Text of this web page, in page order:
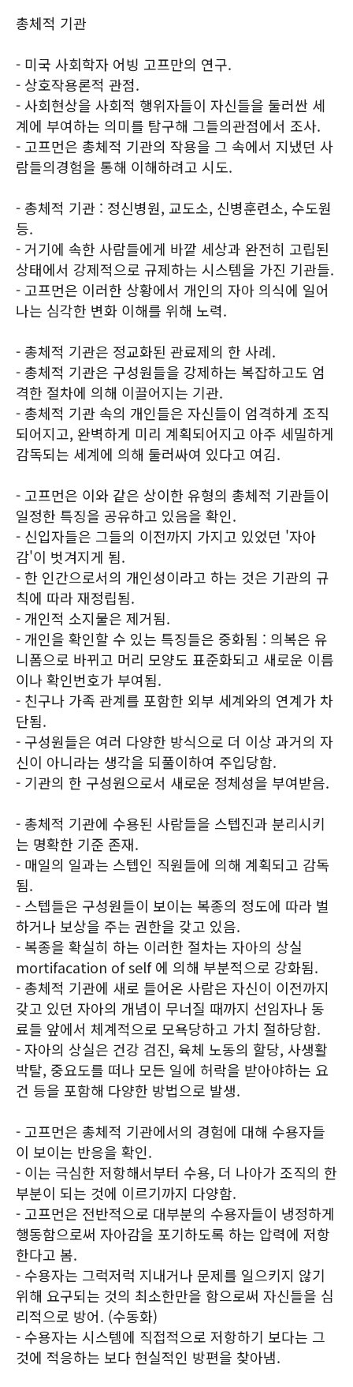
총체적 기관
- 미국 사회학자 어빙 고프만의 연구.
- 상호작용론적 관점.
- 사회현상을 사회적 행위자들이 자신들을 둘러싼 세
계에 부여하는 의미를 탐구해 그들의관점에서 조사.
- 고프먼은 총체적 기관의 작용을 그 속에서 지냈던 사
람들의경험을 통해 이해하려고 시도.
- 총체적 기관 : 정신병원, 교도소, 신병훈련소, 수도원
등.
- 거기에 속한 사람들에게 바깥 세상과 완전히 고립된
상태에서 강제적으로 규제하는 시스템을 가진 기관들.
- 고프먼은 이러한 상황에서 개인의 자아 의식에 일어
나는 심각한 변화 이해를 위해 노력.
- 총체적 기관은 정교화된 관료제의 한 사례.
- 총체적 기관은 구성원들을 강제하는 복잡하고도 엄
격한 절차에 의해 이끌어지는 기관.
- 총체적 기관 속의 개인들은 자신들이 엄격하게 조직
되어지고, 완벽하게 미리 계획되어지고 아주 세밀하게
감독되는 세계에 의해 둘러싸여 있다고 여김.
- 고프먼은 이와 같은 상이한 유형의 총체적 기관들이
일정한 특징을 공유하고 있음을 확인.
- 신입자들은 그들의 이전까지 가지고 있었던 '자아
감'이 벗겨지게 됨.
- 한 인간으로서의 개인성이라고 하는 것은 기관의 규
칙에 따라 재정립됨.
- 개인적 소지물은 제거됨.
- 개인을 확인할 수 있는 특징들은 중화됨 : 의복은 유
니폼으로 바뀌고 머리 모양도 표준화되고 새로운 이름
이나 확인번호가 부여됨.
- 친구나 가족 관계를 포함한 외부 세계와의 연계가 차
단됨.
- 구성원들은 여러 다양한 방식으로 더 이상 과거의 자
신이 아니라는 생각을 되풀이하여 주입당함.
- 기관의 한 구성원으로서 새로운 정체성을 부여받음.
- 총체적 기관에 수용된 사람들을 스텝진과 분리시키
는 명확한 기준 존재.
- 매일의 일과는 스텝인 직원들에 의해 계획되고 감독
됨.
- 스텝들은 구성원들이 보이는 복종의 정도에 따라 벌
하거나 보상을 주는 권한을 갖고 있음.
- 복종을 확실히 하는 이러한 절차는 자아의 상실
mortifacation of self 에 의해 부분적으로 강화됨.
- 총체적 기관에 새로 들어온 사람은 자신이 이전까지
갖고 있던 자아의 개념이 무너질 때까지 선임자나 동
료들 앞에서 체계적으로 모욕당하고 가치 절하당함.
- 자아의 상실은 건강 검진, 육체 노동의 할당, 사생활
박탈, 중요도를 떠나 모든 일에 허락을 받아야하는 요
건 등을 포함해 다양한 방법으로 발생.
- 고프먼은 총체적 기관에서의 경험에 대해 수용자들
이 보이는 반응을 확인.
- 이는 극심한 저항해서부터 수용, 더 나아가 조직의 한
부분이 되는 것에 이르기까지 다양함.
- 고프먼은 전반적으로 대부분의 수용자들이 냉정하게
행동함으로써 자아감을 포기하도록 하는 압력에 저항
한다고 봄.
- 수용자는 그럭저럭 지내거나 문제를 일으키지 않기
위해 요구되는 것의 최소한만을 함으로써 자신들을 심
리적으로 방어. (수동화)
- 수용자는 시스템에 직접적으로 저항하기 보다는 그
것에 적응하는 보다 현실적인 방편을 찾아냄.